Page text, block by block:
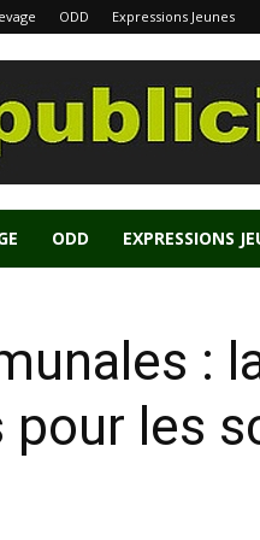
ODD Expressions Jeunes
ODD EXPRESSIONS
:
les